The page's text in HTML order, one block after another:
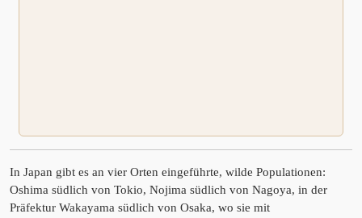
In Japan gibt es an vier Orten eingeführte, wilde Populationen:
Oshima südlich von Tokio, Nojima südlich von Nagoya, in der
Präfektur Wakayama südlich von Osaka, wo sie mit